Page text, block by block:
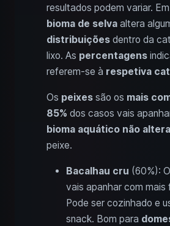
resultados podem variar.
bioma de selva altera
distribuições dentro da
lixo. As percentagens
referem-se à respetiva
Os peixes são os mais
85% dos casos vais
bioma aquático não altera
peixe.
Bacalhau cru (60%):
vais apanhar com mais
Pode ser cozinhado e
snack. Bom para